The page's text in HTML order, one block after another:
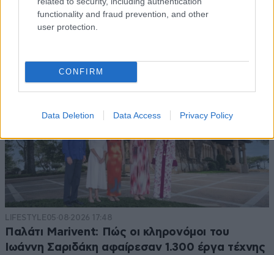
functionality and fraud prevention, and other
user protection.
CONFIRM
Data Deletion Data Access Privacy Policy
LIFESTYLE05·08·2026 17:48
Παλάτι Marivent: Πώς οι κληρονόμοι του
Ιωάννη Σαριδάκη αφαίρεσαν 1.300 έργα τέχνης